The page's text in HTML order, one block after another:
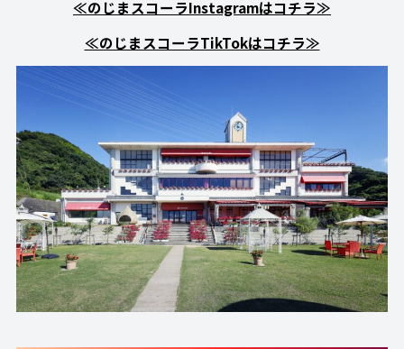
≪のじまスコーラInstagramはコチラ≫
≪のじまスコーラTikTokはコチラ≫